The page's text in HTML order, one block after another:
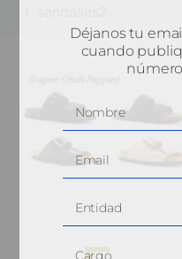
Déjanos tu
cuando